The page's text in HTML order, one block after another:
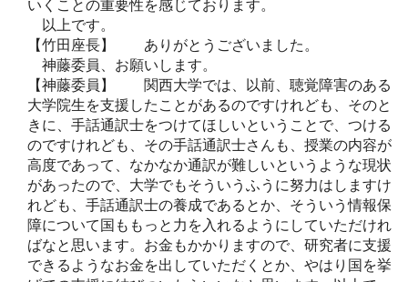
いくことの重要性を感じております。
以上です。
【竹田座長】 ありがとうございました。
神藤委員、お願いします。
【神藤委員】 関西大学では、以前、聴覚障害のある
大学院生を支援したことがあるのですけれども、そのと
きに、手話通訳士をつけてほしいということで、つける
のですけれども、その手話通訳士さんも、授業の内容が
高度であって、なかなか通訳が難しいというような現状
があったので、大学でもそういうふうに努力はしますけ
れども、手話通訳士の養成であるとか、そういう情報保
障について国ももっと力を入れるようにしていただけれ
ばなと思います。お金もかかりますので、研究者に支援
できるようなお金を出していただくとか、やはり国を挙